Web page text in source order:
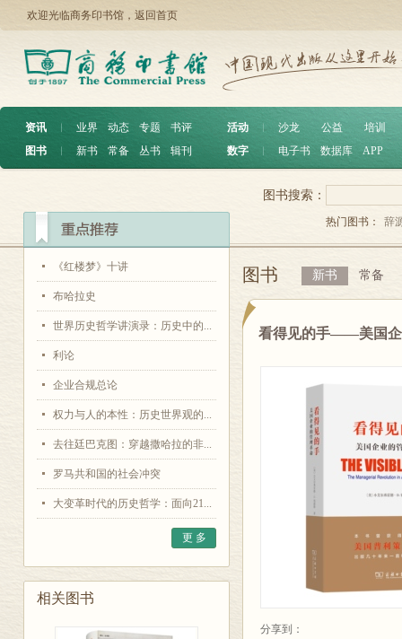
欢迎光临商务印书馆， 返回首页
资讯 ︱ 业界 动态 专题
书评
图书
︱ 新书 常备 丛书 辑刊
活动 沙龙 公益
培训
数字
电子书 数据库 APP
《红楼梦》十讲
布哈拉史
世界历史哲学讲演录：历史中的...
利论
企业合规总论
权力与人的本性：历史世界观的...
去往廷巴克图：穿越撒哈拉的非...
罗马共和国的社会冲突
大变革时代的历史哲学：面向21...
更 多
相关图书
图书搜索：
热门图书： 辞
图书 新书 常备
看得见的手——美国
分享到：